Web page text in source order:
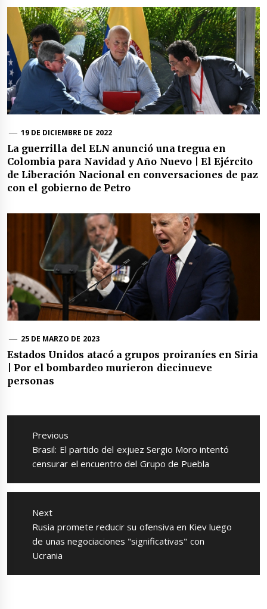
19 DE DICIEMBRE DE 2022
La guerrilla del ELN anunció una tregua en
Colombia para Navidad y Año Nuevo | El Ejército
de Liberación Nacional en conversaciones de paz
con el gobierno de Petro
25 DE MARZO DE 2023
Estados Unidos atacó a grupos proiraníes en Siria
| Por el bombardeo murieron diecinueve
personas
Navegación
entradas
Previous
Previous
post:
Brasil: El partido del exjuez Sergio Moro intentó
censurar el encuentro del Grupo de Puebla
Next
Next
post:
Rusia promete reducir su ofensiva en Kiev luego
de unas negociaciones "significativas" con
Ucrania